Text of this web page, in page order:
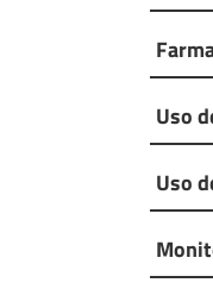
Uso
Uso